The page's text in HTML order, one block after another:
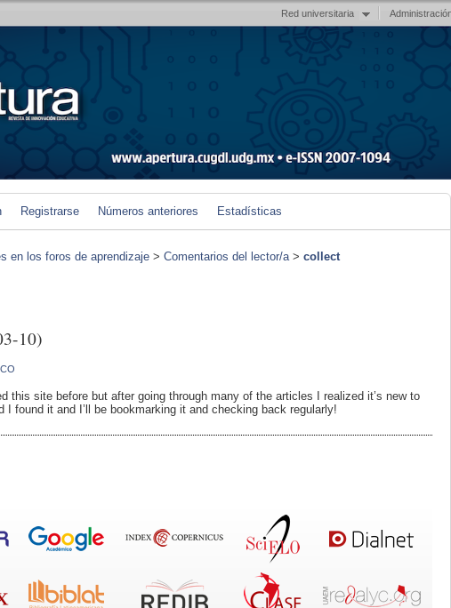
Red universitaria
Registrarse Números anteriores Estadísticas
en los foros de aprendizaje > Comentarios del lector/a> collect
10)
this site before but after going through many of the articles I realized it’s new to
I found it and I’ll be bookmarking it and checking back regularly!